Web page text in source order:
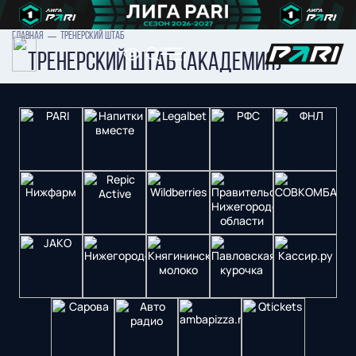
ГЛАВНАЯ ТРЕНЕРСКИЙ ШТАБ
Тренерский штаб (академия)